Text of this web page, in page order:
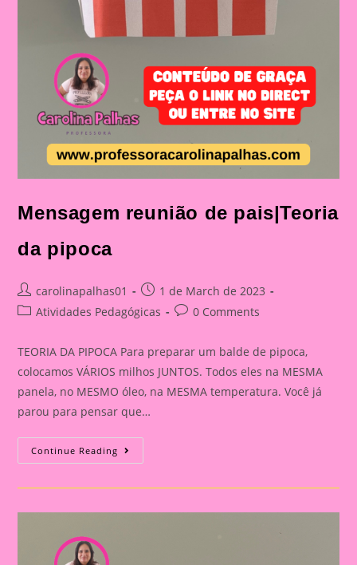
Mensagem reunião de pais|Teoria
da pipoca
Post
author:
carolinapalhas01
Post
published:
1 de March de 2023
PostAtividades Pedagógicas
Post0 Comments
TEORIA DA PIPOCA Para preparar um balde de pipoca,
colocamos VÁRIOS milhos JUNTOS. Todos eles na MESMA
panela, no MESMO óleo, na MESMA temperatura. Você já
parou para pensar que…
Continue Reading Mensagem
Reunião
Pais|Teoria